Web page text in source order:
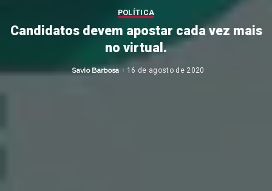
POLÍTICA
Candidatos devem apostar cada vez mais
no virtual.
Posted
Savio Barbosa 16 de agosto de 2020